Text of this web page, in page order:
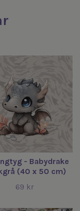
- Babydrake
(40 x 50 cm)
69 kr